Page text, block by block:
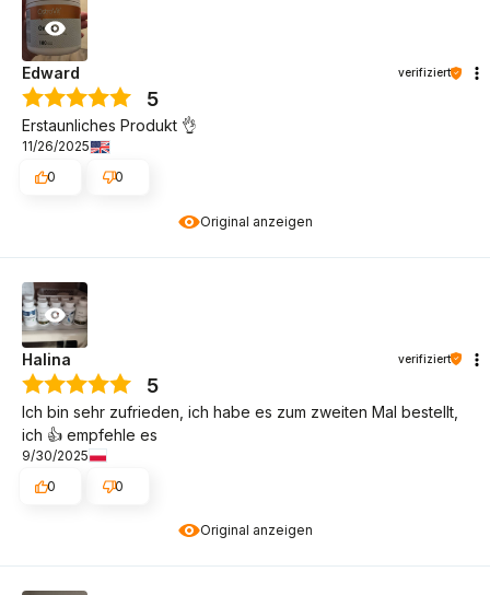
Original anzeigen
Edward verifiziert
5
Erstaunliches Produkt 👌
11/26/2025
0
0
Original anzeigen
Halina verifiziert
5
Ich bin sehr zufrieden, ich habe es zum zweiten Mal bestellt,
ich 👍 empfehle es
9/30/2025
0
0